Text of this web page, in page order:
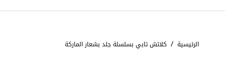
الرئيسية / كلاتش تابي بسلسلة جلد بشعار الماركة